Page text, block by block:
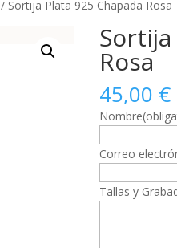
/ Sortija Plata 925 Chapada Rosa
Sortija
Rosa
45,00 €
Nombre
Correo
Tallas y